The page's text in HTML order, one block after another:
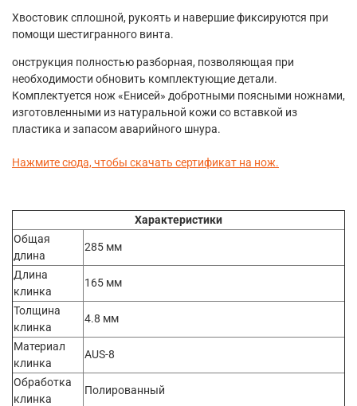
Хвостовик сплошной, рукоять и навершие фиксируются при
помощи шестигранного винта.
онструкция полностью разборная, позволяющая при
необходимости обновить комплектующие детали.
Комплектуется нож «Енисей» добротными поясными ножнами,
изготовленными из натуральной кожи со вставкой из
пластика и запасом аварийного шнура.
Нажмите сюда, чтобы скачать сертификат на нож.
Характеристики
Общая
длина
285 мм
Длина
клинка
165 мм
Толщина
клинка
4.8 мм
Материал
клинка
AUS-8
Обработка
клинка
Полированный